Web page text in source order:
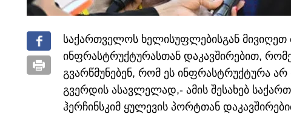
საქართველოს ხელისუფლებისგან
ინფრასტრუქტურასთან დაკავშირებით,
გვარწმუნებენ, რომ ეს ინფრასტრუქტურა არ
გვერდის ასავლელად,- ამის შესახებ
ჰერჩინსკიმ ყულევის პორტთან